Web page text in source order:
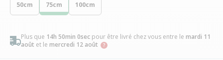
50cm 75cm 100cm
Plus que 14h 49min 59secpour être livré chez vousentre lemardi
11 août et lemercredi 12 août